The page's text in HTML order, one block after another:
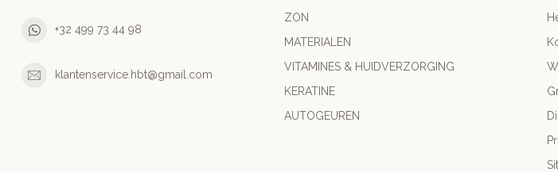
+32 499 73 44 98
klantenservice.hbt@gmail.com
ZON
MATERIALEN
VITAMINES & HUIDVERZORGING
KERATINE
AUTOGEUREN